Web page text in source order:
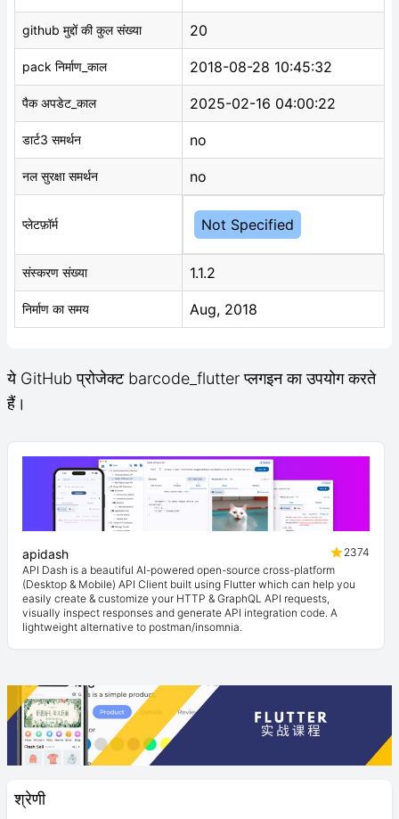
श्रेणी
github मुद्दों की कुल संख्या 20
pack निर्माण_काल 2018-08-28 10:45:32
पैक अपडेट_काल 2025-02-16 04:00:22
डार्ट3 समर्थन no
नल सुरक्षा समर्थन no
प्लेटफ़ॉर्म Not Specified
संस्करण संख्या 1.1.2
निर्माण का समय Aug, 2018
ये GitHub प्रोजेक्ट barcode_flutter प्लगइन का उपयोग करते
हैं।
apidash
2374
API Dash is a beautiful AI-powered open-source cross-platform
(Desktop & Mobile) API Client built using Flutter which can help you
easily create & customize your HTTP & GraphQL API requests,
visually inspect responses and generate API integration code. A
lightweight alternative to postman/insomnia.